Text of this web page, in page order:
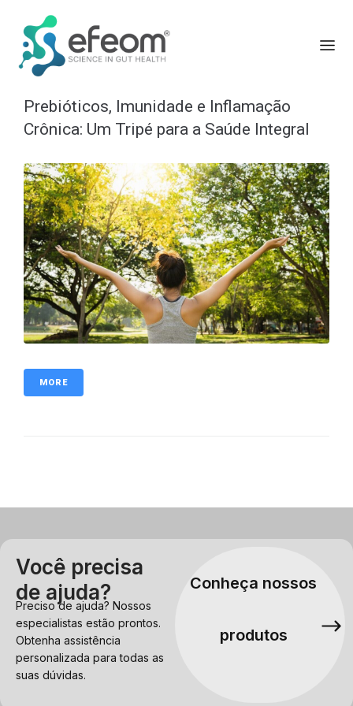
Prebióticos, Imunidade e Inflamação
Crônica: Um Tripé para a Saúde Integral
MORE
Você precisa
de ajuda?
Preciso de ajuda? Nossos
especialistas estão prontos.
Obtenha assistência
personalizada para todas as
suas dúvidas.
Conheça nossos
produtos